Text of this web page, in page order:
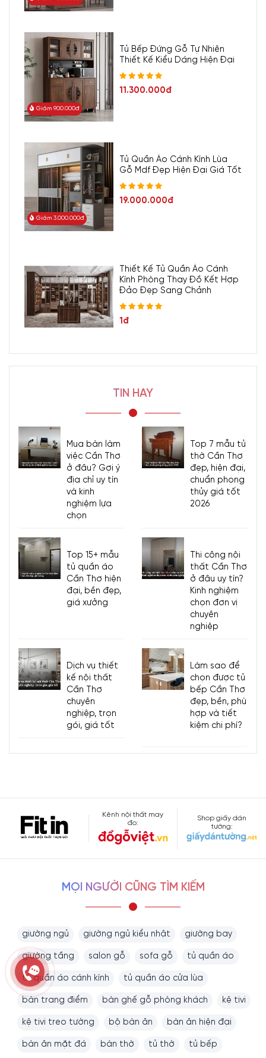
Giảm 900.000đ
Tủ Bếp Đứng Gỗ Tự Nhiên
Thiết Kế Kiểu Dáng Hiện Đại
11.300.000đ
Giảm 3.000.000đ
Tủ Quần Áo Cánh Kính Lùa
Gỗ Mdf Đẹp Hiện Đại Giá Tốt
19.000.000đ
Thiết Kế Tủ Quần Áo Cánh
Kính Phòng Thay Đồ Kết Hợp
Đảo Đẹp Sang Chảnh
1đ
TIN HAY
Mua bàn làm
việc Cần Thơ
ở đâu? Gợi ý
địa chỉ uy tín
và kinh
nghiệm lựa
chọn
Top 7 mẫu tủ
thờ Cần Thơ
đẹp, hiện đại,
chuẩn phong
thủy giá tốt
2026
Top 15+ mẫu
tủ quần áo
Cần Thơ hiện
đại, bền đẹp,
giá xưởng
Thi công nội
thất Cần Thơ
ở đâu uy tín?
Kinh nghiệm
chọn đơn vị
chuyên
nghiệp
Dịch vụ thiết
kế nội thất
Cần Thơ
chuyên
nghiệp, trọn
gói, giá tốt
Làm sao để
chọn được tủ
bếp Cần Thơ
đẹp, bền, phù
hợp và tiết
kiệm chi phí?
Kênh nội thất may
đo:
Shop giấy dán
tường:
MỌI NGƯỜI CŨNG TÌM KIẾM
giường ngủ giường ngủ kiểu nhật giường bay
giường tầng salon gỗ sofa gỗ tủ quần áo
tủ quần áo cánh kính tủ quần áo cửa lùa
bàn trang điểm bàn ghế gỗ phòng khách kệ tivi
kệ tivi treo tường bộ bàn ăn bàn ăn hiện đại
bàn ăn mặt đá bàn thờ tủ thờ tủ bếp